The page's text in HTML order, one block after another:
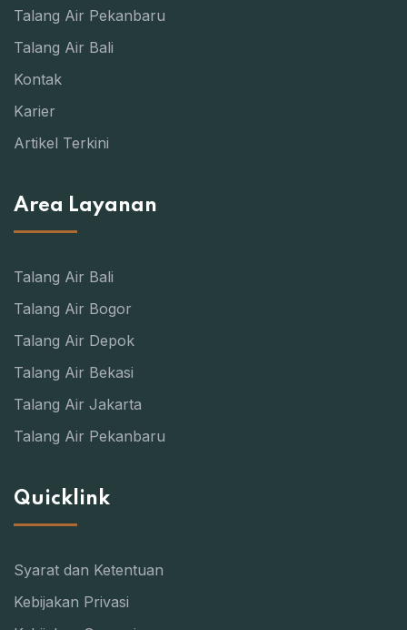
Talang Air Pekanbaru
Talang Air Bali
Kontak
Karier
Artikel Terkini
Area Layanan
Talang Air Bali
Talang Air Bogor
Talang Air Depok
Talang Air Bekasi
Talang Air Jakarta
Talang Air Pekanbaru
Quicklink
Syarat dan Ketentuan
Kebijakan Privasi